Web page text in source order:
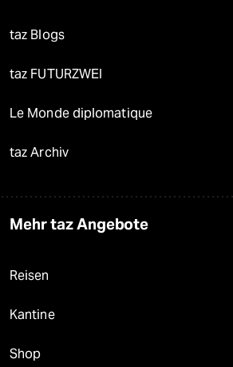
taz Blogs
taz FUTURZWEI
Le Monde diplomatique
taz Archiv
Mehr taz Angebote
Reisen
Kantine
Shop